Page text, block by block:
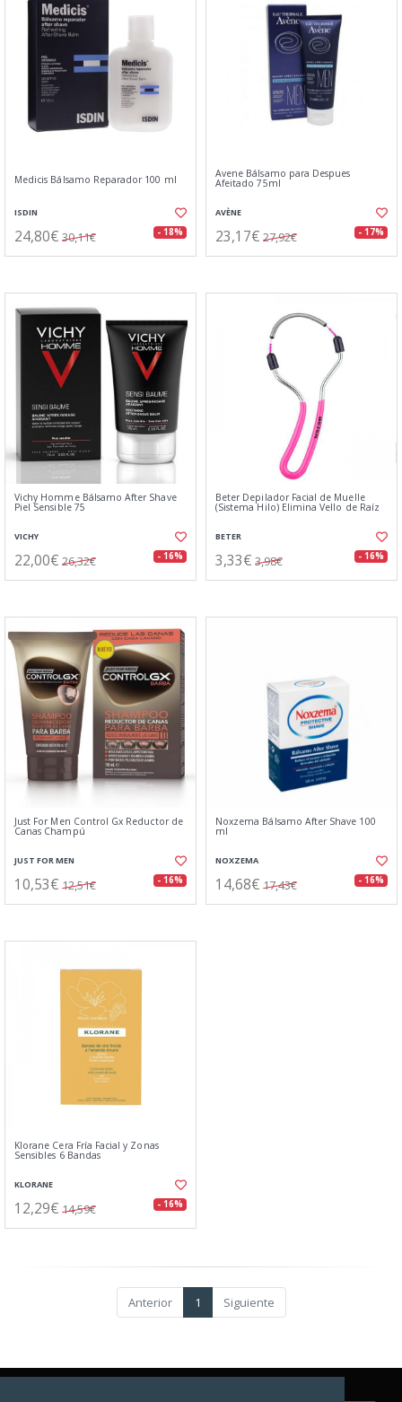
Medicis Bálsamo Reparador 100 ml
ISDIN
24,80€ 30,11€ - 18%
Avene Bálsamo para Despues
Afeitado 75ml
AVÈNE
23,17€ 27,92€ - 17%
Vichy Homme Bálsamo After Shave
Piel Sensible 75
VICHY
22,00€ 26,32€ - 16%
Beter Depilador Facial de Muelle
(Sistema Hilo) Elimina Vello de Raíz
BETER
3,33€ 3,98€ - 16%
Just For Men Control Gx Reductor de
Canas Champú
JUST FOR MEN
10,53€ 12,51€ - 16%
Noxzema Bálsamo After Shave 100
ml
NOXZEMA
14,68€ 17,43€ - 16%
Klorane Cera Fría Facial y Zonas
Sensibles 6 Bandas
KLORANE
12,29€ 14,59€ - 16%
Anterior 1 Siguiente